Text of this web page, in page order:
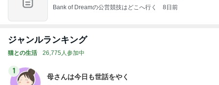
Bank of Dreamの公営競技はどこへ行く 8日前
ジャンルランキング
猫との生活 26,775人参加中
1
母さんは今日も世話をやく